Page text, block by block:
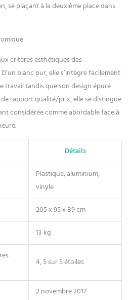
Les pieds antidérapants en
stabilité sans faille, tandis
en aluminium facilite le
déplacement. Parfaite pour
les professionnels de
l'esthétique, du tatouage et
de la relaxation. DURABILITÉ
ET HYGIÈNE AU RENDEZ-
VOUS: Notre table de soin
pas d'offrir un confort
exceptionnel ; elle est
également conçue pour
durer. Le revêtement
résistant et facile à nettoyer,
combiné à un appuie-tête
avec rembourrage amovible,
irréprochable. La capacité de
supporter jusqu'à 230 kg
faisant de cette table un
tout professionnel du
massage, de l'esthétique ou
se plaçant à la deuxième place dans
critères esthétiques des
blanc pur, elle s’intègre facilement
travail tandis que son design épuré
rapport qualité/prix, elle se distingue
considérée comme abordable face à
Détails
Plastique, aluminium,
vinyle
205 x 95 x 89 cm
13 kg
4, 5 sur 5 étoiles
2 novembre 2017